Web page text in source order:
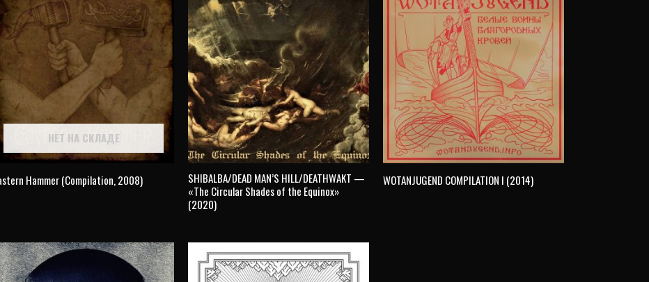
НЕТ НА СКЛАДЕ
Hammer (Compilation, 2008)
SHIBALBA/DEAD MAN’S HILL/DEATHWAKT —
«The Circular Shades of the Equinox»
(2020)
WOTANJUGEND COMPILATION I (2014)